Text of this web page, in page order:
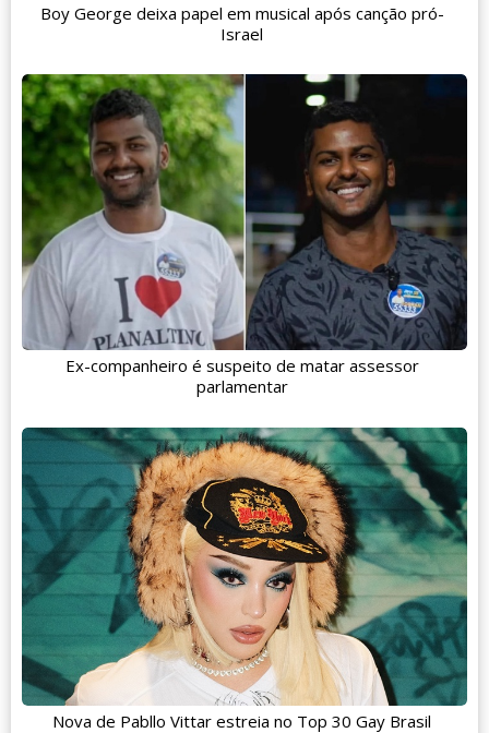
Boy George deixa papel em musical após canção pró-
Israel
Ex-companheiro é suspeito de matar assessor
parlamentar
Nova de Pabllo Vittar estreia no Top 30 Gay Brasil